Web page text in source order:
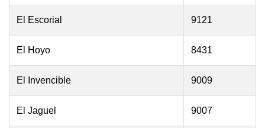
El Escorial 9121
El Hoyo 8431
El Invencible 9009
El Jaguel 9007